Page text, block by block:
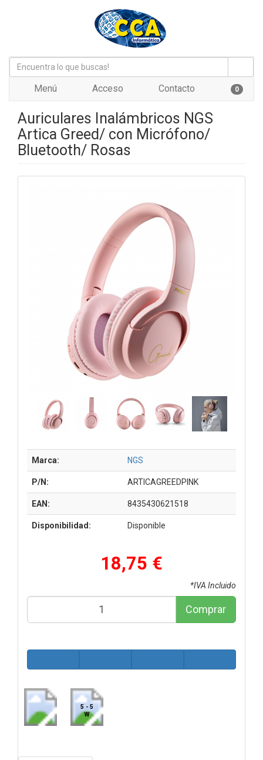
Menú Acceso Contacto 0
Auriculares Inalámbricos NGS
Artica Greed/ con Micrófono/
Bluetooth/ Rosas
Marca: NGS
P/N: ARTICAGREEDPINK
EAN: 8435430621518
Disponibilidad: Disponible
18,75 €
*IVA Incluido
Comprar
5 - 5
W